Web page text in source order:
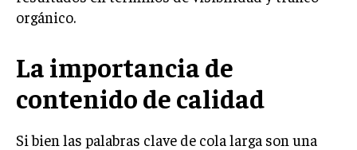
SOCIAL
BLOG
Acerca de Últimas entradas
orgánico.
La importancia de
contenido de calidad
Si bien las palabras clave de cola larga son una